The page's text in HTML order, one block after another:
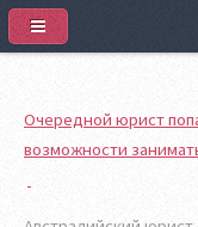
Очередной юрист
возможности